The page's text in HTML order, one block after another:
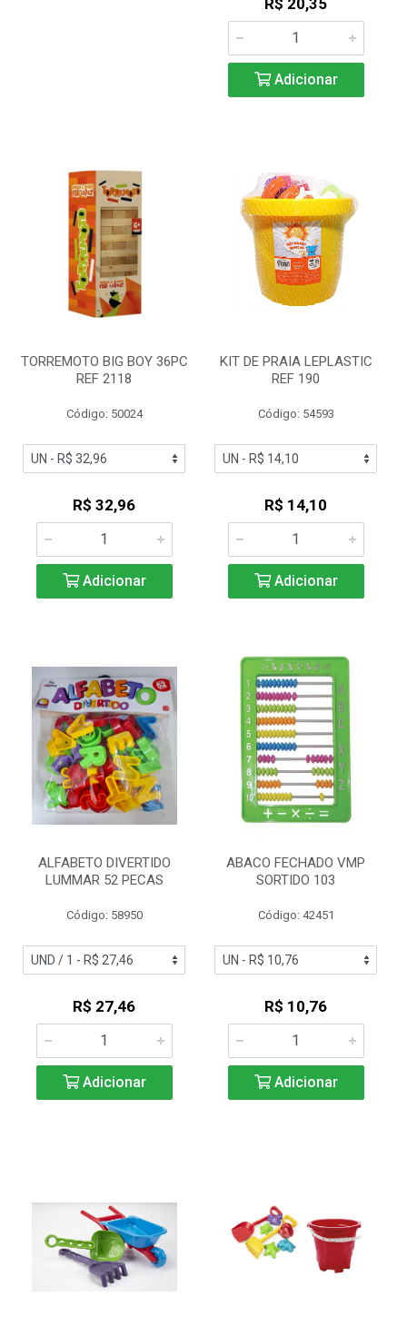
R$ 20,35
Adicionar
TORREMOTO BIG BOY 36PC
REF 2118
Código: 50024
R$ 32,96
Adicionar
KIT DE PRAIA LEPLASTIC
REF 190
Código: 54593
R$ 14,10
Adicionar
ALFABETO DIVERTIDO
LUMMAR 52 PECAS
Código: 58950
R$ 27,46
Adicionar
ABACO FECHADO VMP
SORTIDO 103
Código: 42451
R$ 10,76
Adicionar